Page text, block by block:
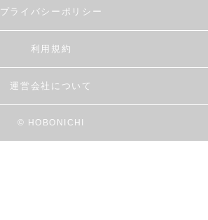
プライバシーポリシー
利用規約
運営会社について
© HOBONICHI